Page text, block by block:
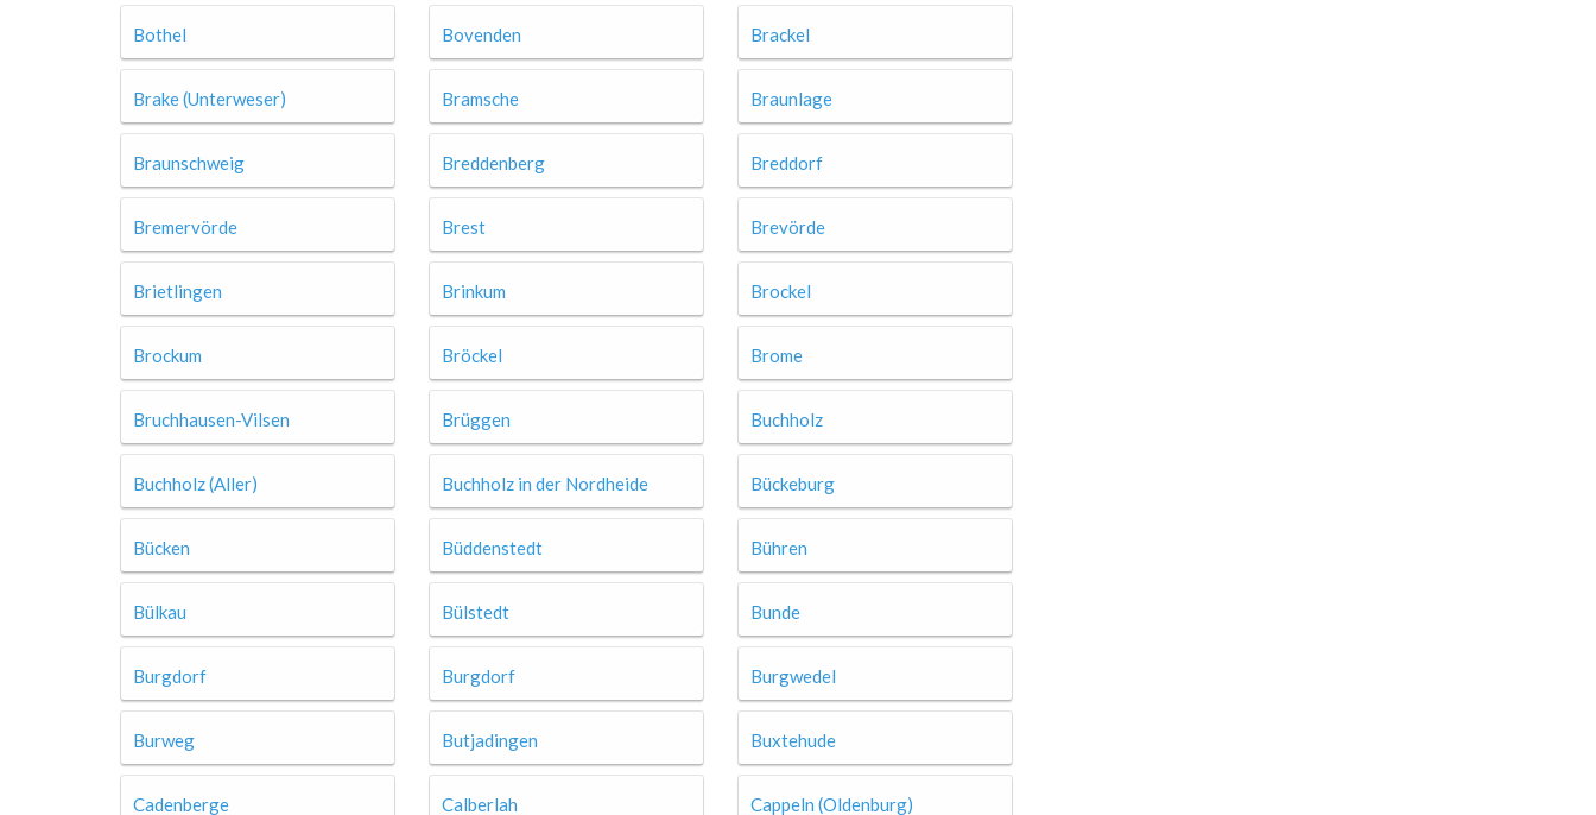
Bothel Bovenden Brackel
Brake (Unterweser) Bramsche Braunlage
Braunschweig Breddenberg Breddorf
Bremervörde Brest Brevörde
Brietlingen Brinkum Brockel
Brockum Bröckel Brome
Bruchhausen-Vilsen Brüggen Buchholz
Buchholz (Aller) Buchholz in der Nordheide Bückeburg
Bücken Büddenstedt Bühren
Bülkau Bülstedt Bunde
Burgdorf Burgdorf Burgwedel
Burweg Butjadingen Buxtehude
Cadenberge Calberlah Cappeln (Oldenburg)